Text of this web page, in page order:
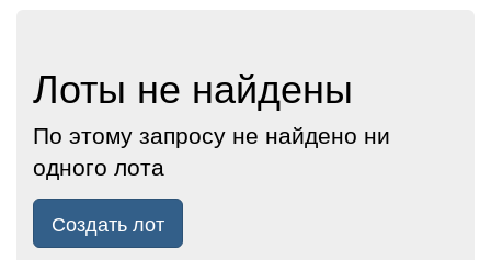
Лоты не найдены
По этому запросу не найдено ни
одного лота
Создать лот